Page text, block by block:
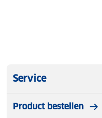
Service
Product bestellen